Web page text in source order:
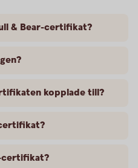
& Bear-certifikat?
kopplade till?
certifikat?